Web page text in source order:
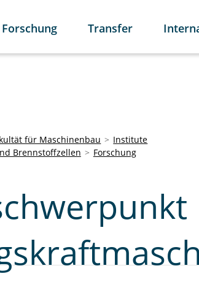
Forschung Transfer
für Maschinenbau
Institute
Brennstoffzellen
Forschung